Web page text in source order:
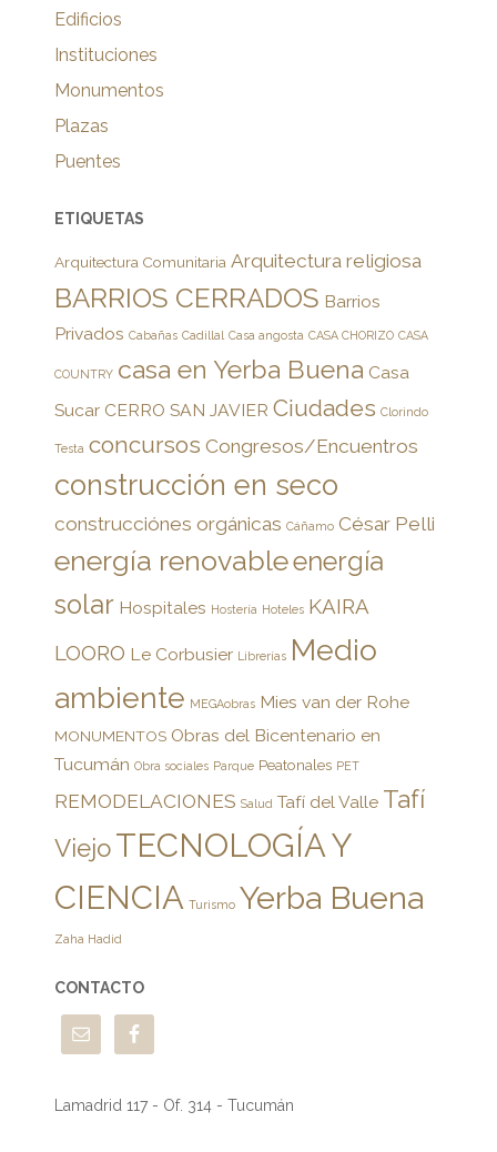
Edificios
Instituciones
Monumentos
Plazas
Puentes
ETIQUETAS
Arquitectura Comunitaria Arquitectura religiosa
BARRIOS CERRADOS Barrios
Privados Cabañas Cadillal Casa angosta CASA CHORIZO CASA
COUNTRY casa en Yerba Buena Casa
Sucar CERRO SAN JAVIER Ciudades Clorindo
Testa concursos Congresos/Encuentros
construcción en seco
construcciónes orgánicas Cáñamo César Pelli
energía renovableenergía
solar Hospitales Hostería Hoteles KAIRA
LOORO Le Corbusier Librerías Medio
ambiente MEGAobras Mies van der Rohe
MONUMENTOS Obras del Bicentenario en
Tucumán Obra sociales Parque Peatonales PET
REMODELACIONES Salud Tafí del Valle Tafí
ViejoTECNOLOGÍA Y
CIENCIA Turismo Yerba Buena
Zaha Hadid
CONTACTO
Lamadrid 117 - Of. 314 - Tucumán